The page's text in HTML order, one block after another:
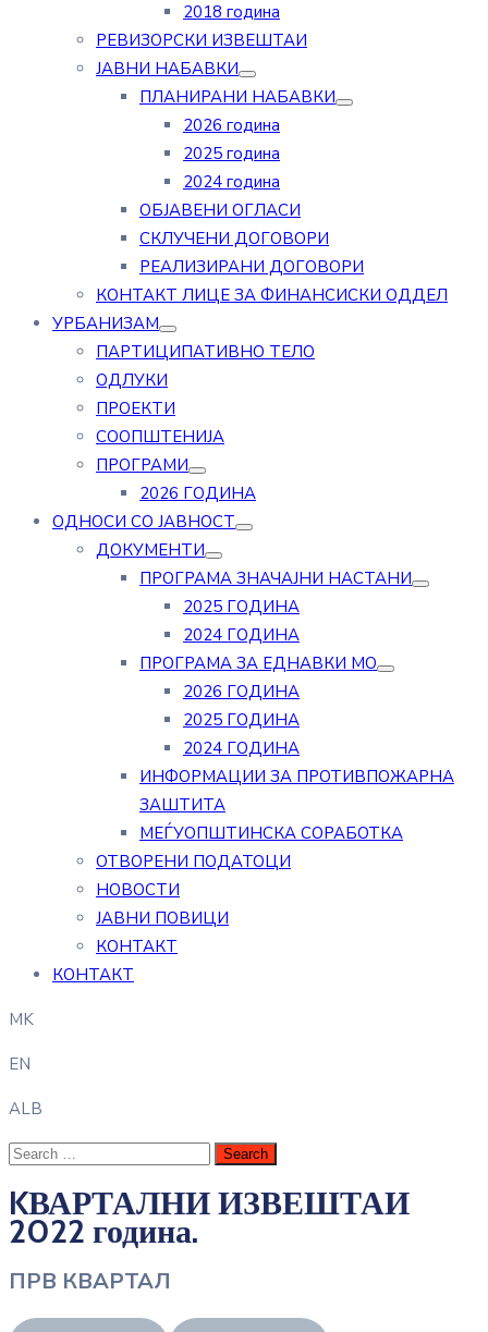
2018 година
РЕВИЗОРСКИ ИЗВЕШТАИ
ЈАВНИ НАБАВКИ
ПЛАНИРАНИ НАБАВКИ
2026 година
2025 година
2024 година
ОБЈАВЕНИ ОГЛАСИ
СКЛУЧЕНИ ДОГОВОРИ
РЕАЛИЗИРАНИ ДОГОВОРИ
КОНТАКТ ЛИЦЕ ЗА ФИНАНСИСКИ ОДДЕЛ
УРБАНИЗАМ
ПАРТИЦИПАТИВНО ТЕЛО
ОДЛУКИ
ПРОЕКТИ
СООПШТЕНИЈА
ПРОГРАМИ
2026 ГОДИНА
ОДНОСИ СО ЈАВНОСТ
ДОКУМЕНТИ
ПРОГРАМА ЗНАЧАЈНИ НАСТАНИ
2025 ГОДИНА
2024 ГОДИНА
ПРОГРАМА ЗА ЕДНАВКИ МО
2026 ГОДИНА
2025 ГОДИНА
2024 ГОДИНА
ИНФОРМАЦИИ ЗА ПРОТИВПОЖАРНА
ЗАШТИТА
МЕЃУОПШТИНСКА СОРАБОТКА
ОТВОРЕНИ ПОДАТОЦИ
НОВОСТИ
ЈАВНИ ПОВИЦИ
КОНТАКТ
КОНТАКТ
MK
EN
ALB
KВАРТАЛНИ ИЗВЕШТАИ
2022 година.
ПРВ КВАРТАЛ